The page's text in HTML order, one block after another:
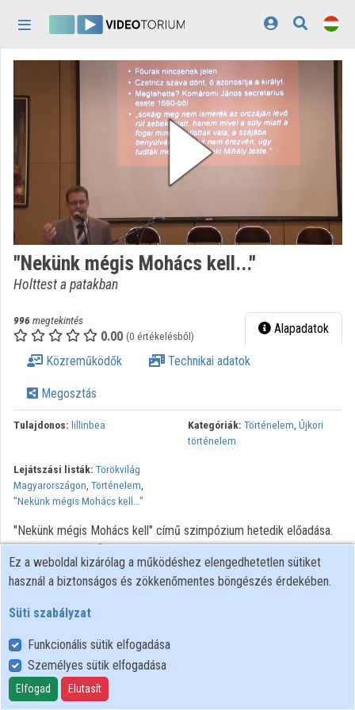
Bejelentkezés
Kategóriák
Lejátszási listák
Intézmények
Közreműködők
"Nekünk mégis Mohács kell..."
Holttest a patakban
996 megtekintés
0.00 (0 értékelésből) Alapadatok
Közreműködők Technikai adatok
Megosztás
Tulajdonos: lillinbea Kategóriák: Történelem, Újkori
történelem
Lejátszási listák: Törökvilág
Magyarországon, Történelem,
"Nekünk mégis Mohács kell..."
"Nekünk mégis Mohács kell" című szimpózium hetedik előadása.
Előadásomban a filológus-történész eszközeivel próbálom
megvizsgálni, milyen állítások tehetők II. Lajos halálával, a holttest
fellelésének körülményeivel és az azonosítással kapcsolatban,
illetve hogy van-e okunk arra gyanakodni, hogy 1526
király holttestének felkutatásával kapcsolatban a
kulcsdokumentum Sárffy Ferenc levele, a kulcsszereplő pedig a
holttestet megtaláló és azonosító kamarás, Czetricz Ulrich.
Előadásom első felében azt kívánom tisztázni, hogy a Sárffy-levél
Ez a weboldal kizárólag a működéshez elengedhetetlen sütiket
használ a biztonságos és zökkenőmentes böngészés érdekében.
Süti szabályzat
Funkcionális sütik elfogadása
Személyes sütik elfogadása
Elfogad Elutasít